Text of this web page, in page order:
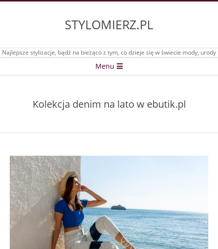
STYLOMIERZ.PL
Najlepsze stylizacje, bądź na bieżąco z tym, co dzieje się w świecie mody, urody
Menu
Kolekcja denim na lato w ebutik.pl